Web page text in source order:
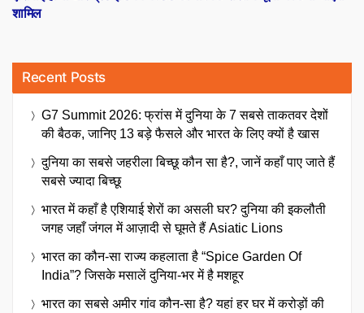
शामिल
Recent Posts
G7 Summit 2026: फ्रांस में दुनिया के 7 सबसे ताकतवर देशों
की बैठक, जानिए 13 बड़े फैसले और भारत के लिए क्यों है खास
दुनिया का सबसे जहरीला बिच्छू कौन सा है?, जानें कहाँ पाए जाते हैं
सबसे ज्यादा बिच्छू
भारत में कहाँ है एशियाई शेरों का असली घर? दुनिया की इकलौती
जगह जहाँ जंगल में आज़ादी से घूमते हैं Asiatic Lions
भारत का कौन-सा राज्य कहलाता है “Spice Garden Of
India”? जिसके मसालें दुनिया-भर में है मशहूर
भारत का सबसे अमीर गांव कौन-सा है? यहां हर घर में करोड़ों की